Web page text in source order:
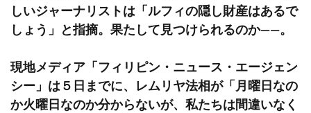
しいジャーナリストは「ルフィの隠し財産はあるで
しょう」と指摘。果たして見つけられるのか――。
現地メディア「フィリピン・ニュース・エージェン
シー」は５日までに、レムリヤ法相が「月曜日なの
か火曜日なのか分からないが、私たちは間違いなく